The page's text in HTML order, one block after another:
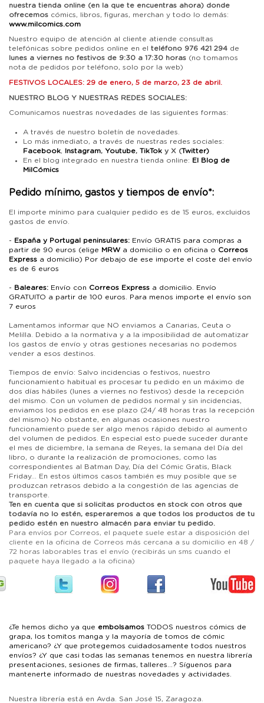
nuestra tienda online (en la que te encuentras ahora) donde
ofrecemos cómics, libros, figuras, merchan y todo lo demás:
www.milcomics.com
Nuestro equipo de atención al cliente atiende consultas
telefónicas sobre pedidos online en el teléfono 976 421 294 de
lunes a viernes no festivos de 9:30 a 17:30 horas (no tomamos
nota de pedidos por teléfono, solo por la web)
FESTIVOS LOCALES: 29 de enero, 5 de marzo, 23 de abril.
NUESTRO BLOG Y NUESTRAS REDES SOCIALES:
Comunicamos nuestras novedades de las siguientes formas:
A través de nuestro boletín de novedades.
Lo más inmediato, a través de nuestras redes sociales:
Facebook, Instagram, Youtube, TikTok y X (Twitter)
En el blog integrado en nuestra tienda online: El Blog de
MilCómics
Pedido mínimo, gastos y tiempos de envío*:
El importe mínimo para cualquier pedido es de 15 euros, excluidos
gastos de envío.
- España y Portugal peninsulares: Envío GRATIS para compras a
partir de 90 euros (elige MRW a domicilio o en oficina o Correos
Express a domicilio) Por debajo de ese importe el coste del envío
es de 6 euros
- Baleares: Envío con Correos Express a domicilio. Envío
GRATUITO a partir de 100 euros. Para menos importe el envío son
7 euros
Lamentamos informar que NO enviamos a Canarias, Ceuta o
Melilla. Debido a la normativa y a la imposibilidad de automatizar
los gastos de envío y otras gestiones necesarias no podemos
vender a esos destinos.
Tiempos de envío: Salvo incidencias o festivos, nuestro
funcionamiento habitual es procesar tu pedido en un máximo de
dos días hábiles (lunes a viernes no festivos) desde la recepción
del mismo. Con un volumen de pedidos normal y sin incidencias,
enviamos los pedidos en ese plazo (24/ 48 horas tras la recepción
del mismo) No obstante, en algunas ocasiones nuestro
funcionamiento puede ser algo menos rápido debido al aumento
del volumen de pedidos. En especial esto puede suceder durante
el mes de diciembre, la semana de Reyes, la semana del Día del
libro, o durante la realización de promociones, como las
correspondientes al Batman Day, Día del Cómic Gratis, Black
Friday... En estos últimos casos también es muy posible que se
produzcan retrasos debido a la congestión de las agencias de
transporte.
Ten en cuenta que si solicitas productos en stock con otros que
todavía no lo estén, esperaremos a que todos los productos de tu
pedido estén en nuestro almacén para enviar tu pedido.
Para envíos por Correos, el paquete suele estar a disposición del
cliente en la oficina de Correos más cercana a su domicilio en 48 /
72 horas laborables tras el envío (recibirás un sms cuando el
paquete haya llegado a la oficina)
¿Te hemos dicho ya que embolsamos TODOS nuestros cómics de
grapa, los tomitos manga y la mayoría de tomos de cómic
americano? ¿Y que protegemos cuidadosamente todos nuestros
envíos? ¿Y que casi todas las semanas tenemos en nuestra librería
presentaciones, sesiones de firmas, talleres...? Síguenos para
mantenerte informado de nuestras novedades y actividades.
Nuestra librería está en Avda. San José 15, Zaragoza.